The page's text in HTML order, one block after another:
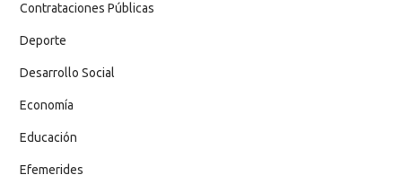
Contrataciones Públicas
Deporte
Desarrollo Social
Economía
Educación
Efemerides